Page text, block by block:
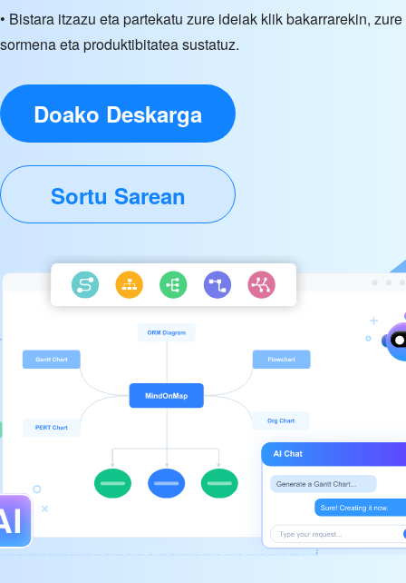
• Bistara itzazu eta partekatu zure ideiak klik bakarrarekin, zure
sormena eta produktibitatea sustatuz.
Doako Deskarga
Sortu Sarean